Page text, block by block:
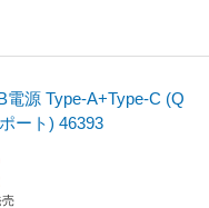
電源 Type-A+Type-C (Q
ート) 46393
売